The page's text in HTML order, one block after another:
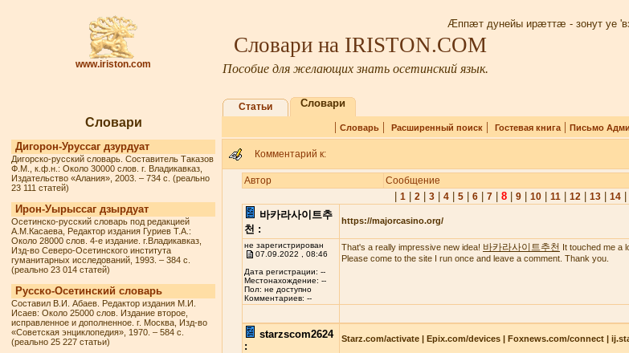
www.iriston.com
Æппæт дунейы ирæттæ - зонут уе
Словари на IRISTON.COM
Пособие для желающих знать осетинский язык.
Словари
Дигорон-Уруссаг дзурдуат
Дигорско-русский словарь. Составитель Таказов
Ф.М., к.ф.н.: Около 30000 слов. г. Владикавказ,
Издательство «Алания», 2003. – 734 с. (реально
23 111 статей)
Ирон-Уырыссаг дзырдуат
Осетинско-русский словарь под редакцией
А.М.Касаева, Редактор издания Гуриев Т.А.:
Около 28000 слов. 4-е издание. г.Владикавказ,
Изд-во Северо-Осетинского института
гуманитарных исследований, 1993. – 384 с.
(реально 23 014 статей)
Русско-Осетинский словарь
Составил В.И. Абаев. Редактор издания М.И.
Исаев: Около 25000 слов. Издание второе,
исправленное и дополненное. г. Москва, Изд-во
«Советская энциклопедия», 1970. – 584 с.
(реально 25 227 статьи)
Статьи Словари
| Словарь| Расширенный поиск| Гостевая книга| Письмо
Комментарий к:
Автор Сообщение
1| 2| 3| 4| 5| 6| 7| 8| 9| 10| 11| 12| 13| 14|
바카라사이트추
천 :
https://majorcasino.org/
не зарегистрирован
07.09.2022 , 08:46
Дата регистрации: --
Местонахождение: --
Пол: не доступно
Комментариев: --
That's a really impressive new idea! 바카라사이트추천 It touched me a
Please come to the site I run once and leave a comment. Thank you.
starzscom2624
:
Starz.com/activate | Epix.com/devices | Foxnews.com/connect |